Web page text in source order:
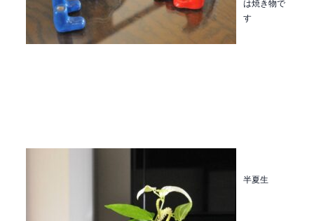
す
半夏生